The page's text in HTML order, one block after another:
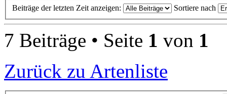
Beiträge der letzten Zeit anzeigen: Sortiere nach
7 Beiträge • Seite 1 von 1
Zurück zu Artenliste